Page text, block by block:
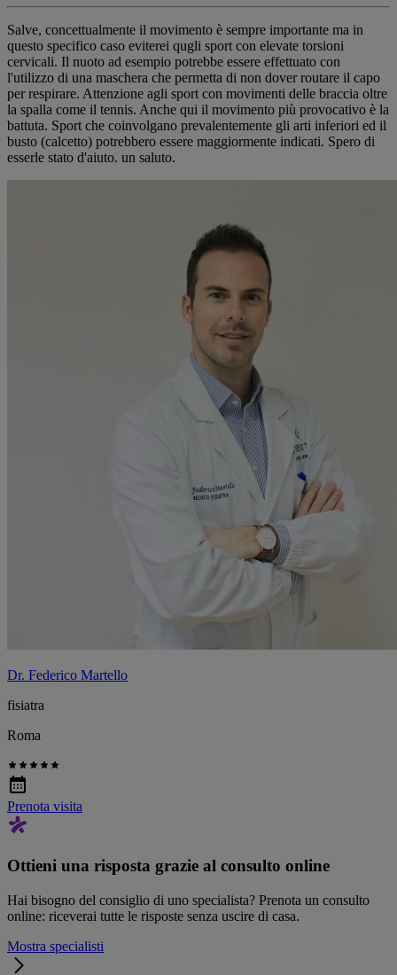
Salve, concettualmente il movimento è sempre importante ma in
questo specifico caso eviterei qugli sport con elevate torsioni
cervicali. Il nuoto ad esempio potrebbe essere effettuato con
l'utilizzo di una maschera che permetta di non dover routare il capo
per respirare. Attenzione agli sport con movimenti delle braccia oltre
la spalla come il tennis. Anche qui il movimento più provocativo è la
battuta. Sport che coinvolgano prevalentemente gli arti inferiori ed il
busto (calcetto) potrebbero essere maggiormente indicati. Spero di
esserle stato d'aiuto. un saluto.
Dr. Federico Martello
fisiatra
Roma
Prenota visita
Ottieni una risposta grazie al consulto online
Hai bisogno del consiglio di uno specialista? Prenota un consulto
online: riceverai tutte le risposte senza uscire di casa.
Mostra specialisti